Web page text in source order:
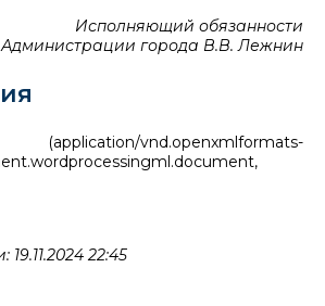
Исполняющий обязанности
города В.В. Лежнин
vnd.openxmlformats-
22:45